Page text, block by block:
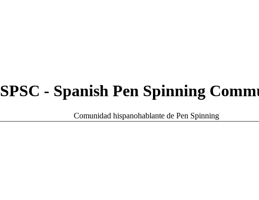
SPSC - Spanish Pen Spinning
Comunidad hispanohablante de Pen Spinning